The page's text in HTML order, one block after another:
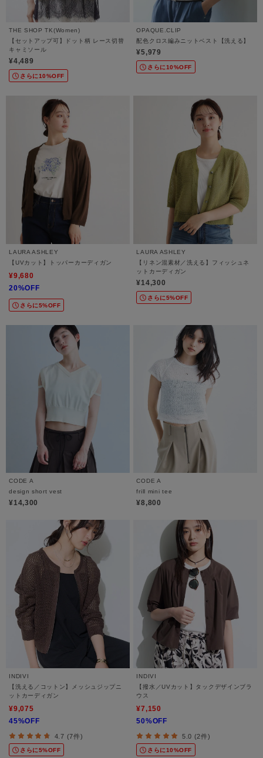
THE SHOP TK(Women)
【セットアップ可】ドット柄 レース切替
キャミソール
¥4,489
さらに10%OFF
OPAQUE.CLIP
配色クロス編みニットベスト【洗える】
¥5,979
さらに10%OFF
LAURA ASHLEY
【UVカット】トッパーカーディガン
¥9,680
20%OFF
さらに5%OFF
LAURA ASHLEY
【リネン混素材／洗える】フィッシュネ
ットカーディガン
¥14,300
さらに5%OFF
CODE A
design short vest
¥14,300
CODE A
frill mini tee
¥8,800
INDIVI
【洗える／コットン】メッシュジップニ
ットカーディガン
¥9,075
45%OFF
4.7 (7件)
さらに5%OFF
INDIVI
【撥水／UVカット】タックデザインブラ
ウス
¥7,150
50%OFF
5.0 (2件)
さらに10%OFF